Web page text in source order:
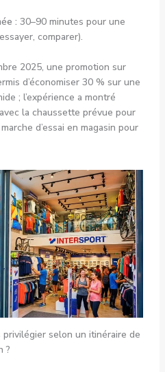
: 30–90 minutes pour une
comparer).
2025, une promotion sur
d’économiser 30 % sur une
; l’expérience a montré
la chaussette prévue pour
d’essai en magasin pour
selon un itinéraire de
?